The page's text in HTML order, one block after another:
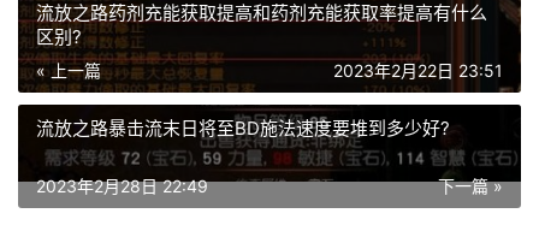
流放之路药剂充能获取提高和药剂充能获取率提高有什么
区别?
« 上一篇 2023年2月22日 23:51
流放之路暴击流末日将至BD施法速度要堆到多少好?
下一篇 »
2023年2月28日 22:49